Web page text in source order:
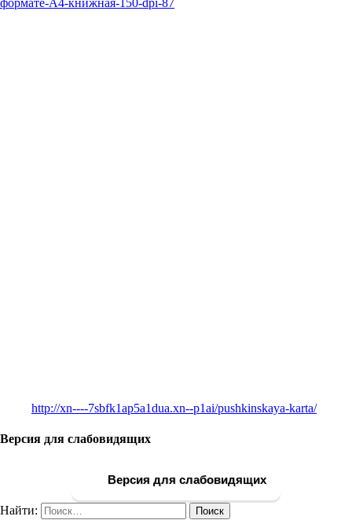
http://xn----7sbfk1ap5a1dua.xn--p1ai/pushkinskaya-karta/
Версия для слабовидящих
Версия для слабовидящих
Найти: